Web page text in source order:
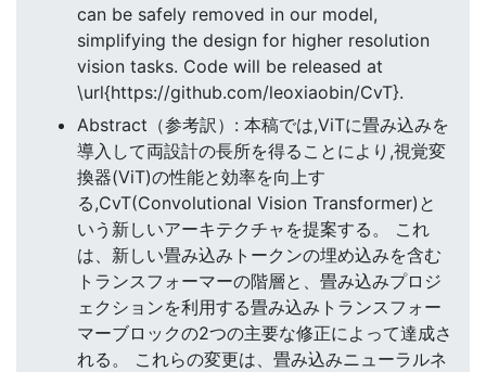
can be safely removed in our model,
simplifying the design for higher resolution
vision tasks. Code will be released at
\url{https://github.com/leoxiaobin/CvT}.
Abstract（参考訳）: 本稿では,ViTに畳み込みを
導入して両設計の長所を得ることにより,視覚変
換器(ViT)の性能と効率を向上す
る,CvT(Convolutional Vision Transformer)と
いう新しいアーキテクチャを提案する。 これ
は、新しい畳み込みトークンの埋め込みを含む
トランスフォーマーの階層と、畳み込みプロジ
ェクションを利用する畳み込みトランスフォー
マーブロックの2つの主要な修正によって達成さ
れる。 これらの変更は、畳み込みニューラルネ